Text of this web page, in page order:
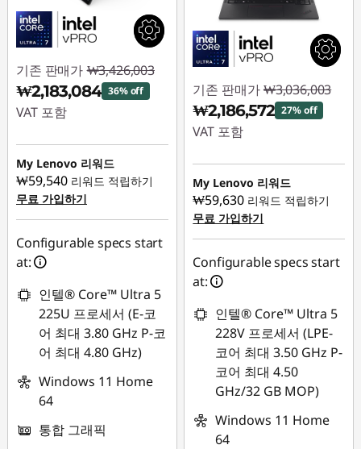
기존 판매가 ₩3,426,003
₩2,183,084 36% off
VAT 포함
즉시 할인: :-
₩1,242,919
My Lenovo 리워드
₩59,540 리워드 적립하기
무료 가입하기
Configurable specs start
at:
인텔® Core™ Ultra 5
225U 프로세서 (E-코
어 최대 3.80 GHz P-코
어 최대 4.80 GHz)
Windows 11 Home
64
통합 그래픽
기존 판매가 ₩3,036,003
₩2,186,572 27% off
VAT 포함
즉시 할인: :-
₩849,431
My Lenovo 리워드
₩59,630 리워드 적립하기
무료 가입하기
Configurable specs start
at:
인텔® Core™ Ultra 5
228V 프로세서 (LPE-
코어 최대 3.50 GHz P-
코어 최대 4.50
GHz/32 GB MOP)
Windows 11 Home
64